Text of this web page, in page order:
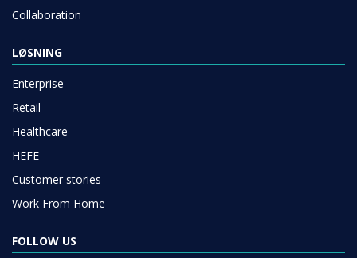
Collaboration
LØSNING
Enterprise
Retail
Healthcare
HEFE
Customer stories
Work From Home
FOLLOW US